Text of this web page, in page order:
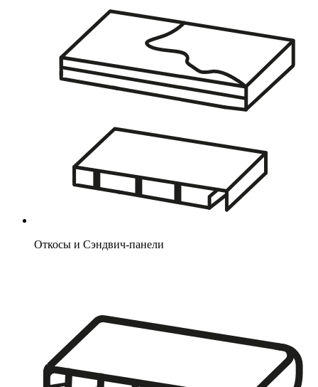
Откосы и Сэндвич-панели